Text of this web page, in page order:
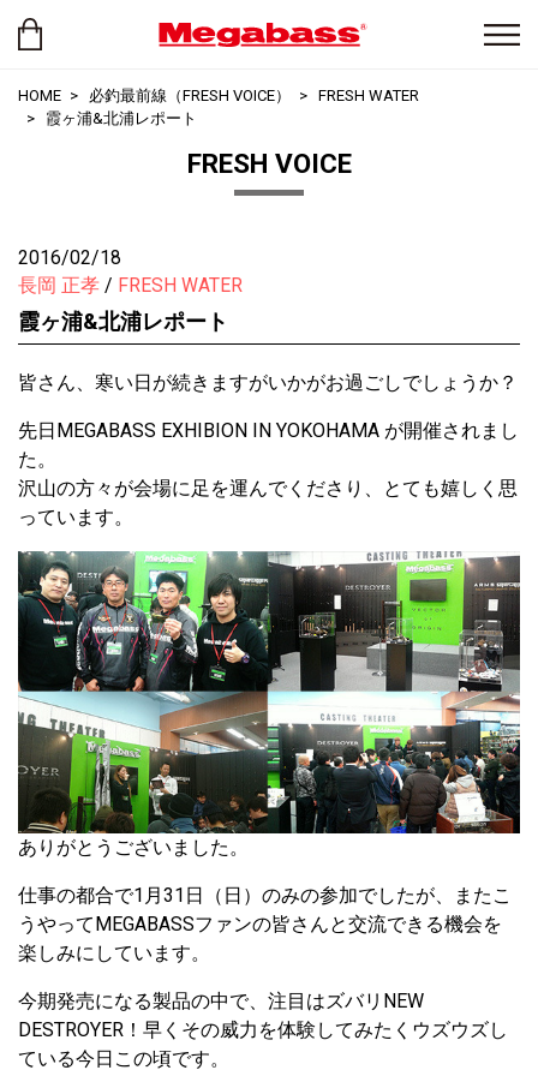
HOME 必釣最前線（FRESH VOICE）
FRESH WATER
霞ヶ浦&北浦レポート
FRESH VOICE
2016/02/18
長岡 正孝
FRESH WATER
霞ヶ浦&北浦レポート
皆さん、寒い日が続きますがいかがお過ごしでしょうか？
先日MEGABASS EXHIBION IN YOKOHAMA が開催されまし
た。
沢山の方々が会場に足を運んでくださり、とても嬉しく思
っています。
ありがとうございました。
仕事の都合で1月31日（日）のみの参加でしたが、またこ
うやってMEGABASSファンの皆さんと交流できる機会を
楽しみにしています。
今期発売になる製品の中で、注目はズバリNEW
DESTROYER！早くその威力を体験してみたくウズウズし
ている今日この頃です。